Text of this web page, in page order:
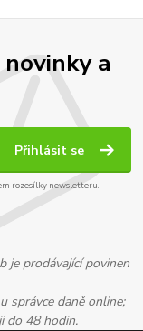
a
Přihlásit se
rozesílky newsletteru.
je prodávající povinen
správce daně online;
do 48 hodin.